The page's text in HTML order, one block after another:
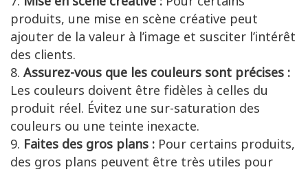
produits, une mise en scène créative peut
ajouter de la valeur à l’image et susciter l’intérêt
des clients.
Assurez-vous que les couleurs sont précises :
Les couleurs doivent être fidèles à celles du
produit réel. Évitez une sur-saturation des
couleurs ou une teinte inexacte.
Faites des gros plans : Pour certains produits,
des gros plans peuvent être très utiles pour